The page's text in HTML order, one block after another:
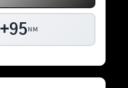
+95 NM